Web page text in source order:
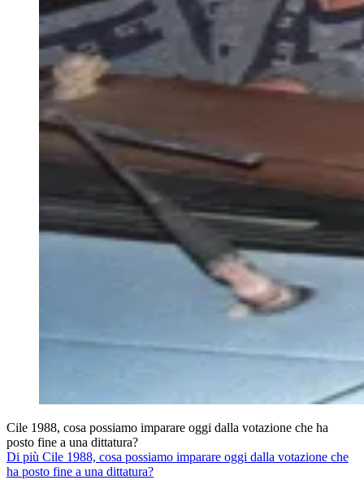
Cile 1988, cosa possiamo imparare oggi dalla votazione che ha
posto fine a una dittatura?
Di più Cile 1988, cosa possiamo imparare oggi dalla votazione che
ha posto fine a una dittatura?